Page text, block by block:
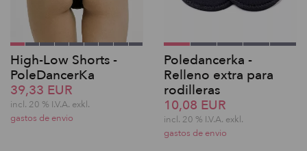
High-Low Shorts -
PoleDancerKa
39,33 EUR
incl. 20 % I.V.A. exkl.
gastos de envio
Poledancerka -
Relleno extra para
rodilleras
10,08 EUR
incl. 20 % I.V.A. exkl.
gastos de envio